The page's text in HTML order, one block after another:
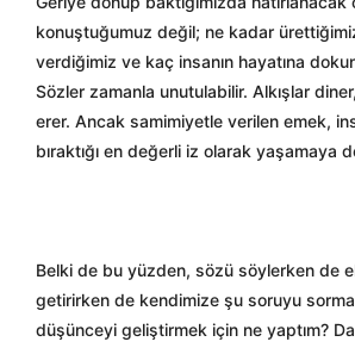
konuştuğumuz değil; ne kadar
verdiğimiz ve kaç insanın hayatına
Sözler zamanla unutulabilir. Alkışlar
erer. Ancak samimiyetle verilen emek,
bıraktığı en değerli iz olarak yaşamaya
Belki de bu yüzden, sözü söylerken de
getirirken de kendimize şu soruyu
düşünceyi geliştirmek için ne yaptım?